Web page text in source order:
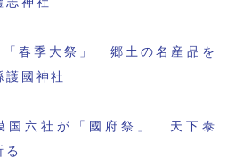
「春季大祭」 郷土の名産品を
國神社
国六社が「國府祭」 天下泰
る